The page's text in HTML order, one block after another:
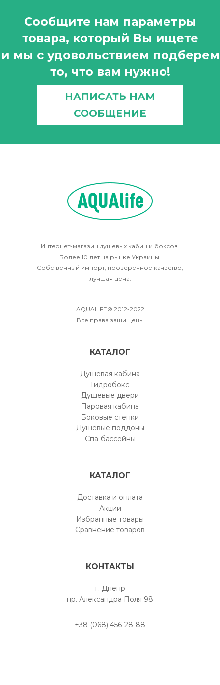
Сообщите нам параметры
товара, который Вы ищете
и мы с удовольствием подберем
то, что вам нужно!
НАПИСАТЬ НАМ
СООБЩЕНИЕ
Интернет-магазин душевых кабин и боксов.
Более 10 лет на рынке Украины.
Собственный импорт, проверенное качество,
лучшая цена.
AQUALIFE® 2012-2022
Все права защищены
КАТАЛОГ
Душевая кабина
Гидробокс
Душевые двери
Паровая кабина
Боковые стенки
Душевые поддоны
Спа-бассейны
КАТАЛОГ
Доставка и оплата
Акции
Избранные товары
Сравнение товаров
КОНТАКТЫ
г. Днепр
пр. Александра Поля 98
+38 (068) 456-28-88